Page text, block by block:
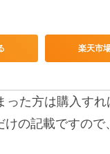
楽天市
た方は購入すれ
の記載ですので